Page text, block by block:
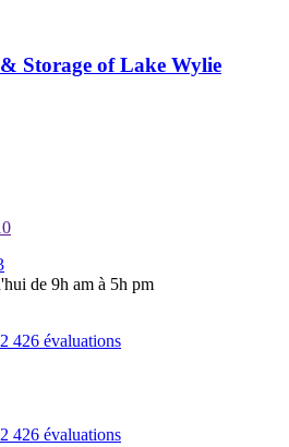
Storage of Lake Wylie
de 9h am à 5h pm
2 426 évaluations
2 426 évaluations